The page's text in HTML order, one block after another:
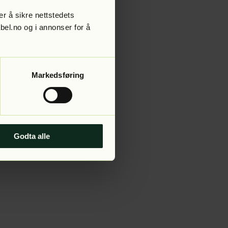
å sikre nettstedets
og i annonser for å
Markedsføring
Godta alle